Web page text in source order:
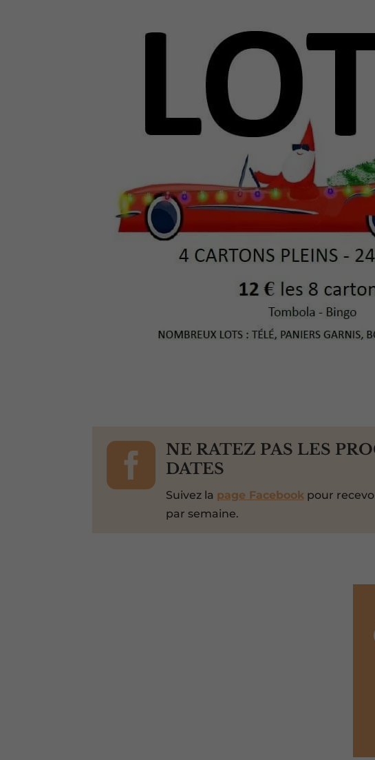

NE RATEZ PAS LES
DATES
Suivez la page Facebookpour
par semaine.